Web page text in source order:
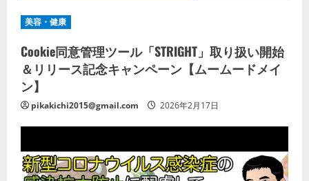
美容・健康
Cookie同意管理ツール「STRIGHT」取り扱い開始
＆リリース記念キャンペーン【ムームードメイ
ン】
pikakichi2015@gmail.com 2026年2月17日